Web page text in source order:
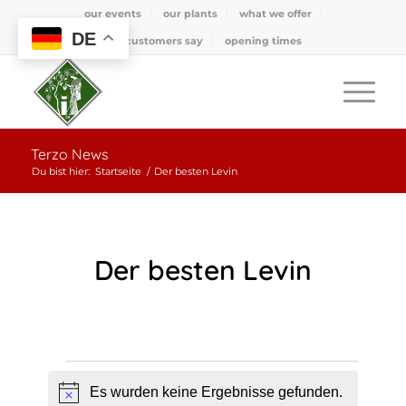
our events our plants what we offer
what customers say opening times
Terzo News
Du bist hier: Startseite / Der besten Levin
Der besten Levin
Veranstaltungen
Hinweis
Es wurden keine Ergebnisse gefunden.
DE